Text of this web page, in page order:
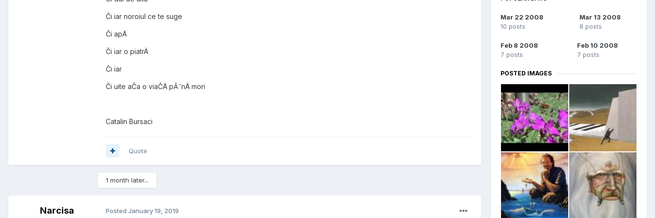
Či iar noroiul ce te suge
Či apÄ
Či iar o piatrÄ
Či iar
Či uite aČa o viaČÄ pĂ˘nÄ mori
Catalin Bursaci
Quote
1 month later...
Narcisa Posted January 19, 2019
Mar 22 2008
10 posts
Mar 13 2008
8 posts
Feb 8 2008
7 posts
Feb 10 2008
7 posts
POSTED IMAGES